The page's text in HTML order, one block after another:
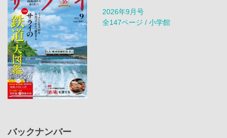
2026年9月号
全147ページ / 小学館
バックナンバー